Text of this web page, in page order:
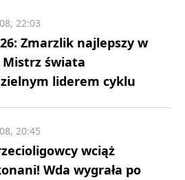
Zmarzlik najlepszy w
Mistrz świata
liderem cyklu
22:03
wciąż
Wda wygrała po
20:45